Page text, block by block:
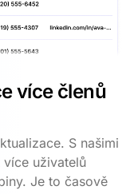
více členů
S našimi
více uživatelů
Je to časově